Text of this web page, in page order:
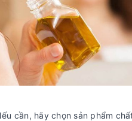
cần, hãy chọn sản phẩm